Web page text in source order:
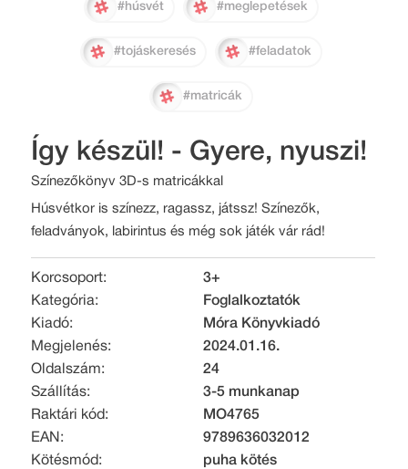
#húsvét #meglepetések
#tojáskeresés #feladatok
#matricák
Így készül! - Gyere, nyuszi!
Színezőkönyv 3D-s matricákkal
Húsvétkor is színezz, ragassz, játssz! Színezők,
feladványok, labirintus és még sok játék vár rád!
Korcsoport:
3+
Kategória:
Foglalkoztatók
Kiadó:
Móra Könyvkiadó
Megjelenés:
2024.01.16.
Oldalszám:
24
Szállítás:
3-5 munkanap
Raktári kód:
MO4765
EAN:
9789636032012
Kötésmód:
puha kötés